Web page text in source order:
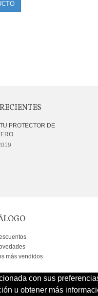
con sus
u obtener más
PROTECTOR DE
más vendidos